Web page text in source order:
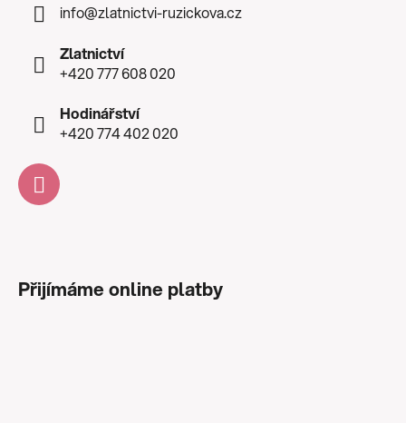
info@zlatnictvi-ruzickova.cz
Zlatnictví
+420 777 608 020
Hodinářství
+420 774 402 020
Přijímáme online platby